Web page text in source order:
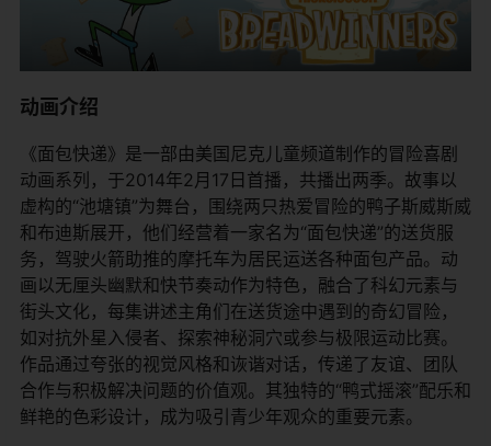
动画介绍
《面包快递》是一部由美国尼克儿童频道制作的冒险喜剧
动画系列，于2014年2月17日首播，共播出两季。故事以
虚构的“池塘镇”为舞台，围绕两只热爱冒险的鸭子斯威斯威
和布迪斯展开，他们经营着一家名为“面包快递”的送货服
务，驾驶火箭助推的摩托车为居民运送各种面包产品。动
画以无厘头幽默和快节奏动作为特色，融合了科幻元素与
街头文化，每集讲述主角们在送货途中遇到的奇幻冒险，
如对抗外星入侵者、探索神秘洞穴或参与极限运动比赛。
作品通过夸张的视觉风格和诙谐对话，传递了友谊、团队
合作与积极解决问题的价值观。其独特的“鸭式摇滚”配乐和
鲜艳的色彩设计，成为吸引青少年观众的重要元素。